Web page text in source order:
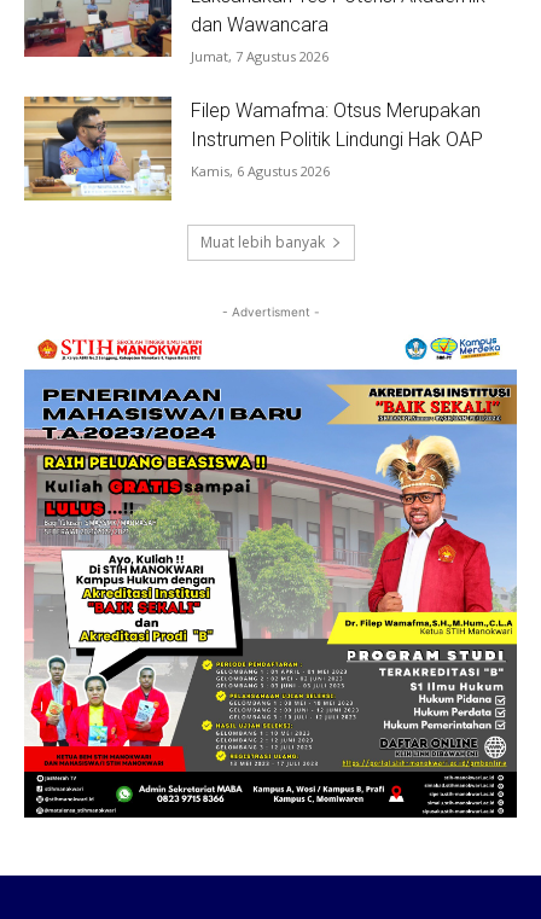
dan Wawancara
Jumat, 7 Agustus 2026
Filep Wamafma: Otsus Merupakan
Instrumen Politik Lindungi Hak OAP
Kamis, 6 Agustus 2026
Muat lebih banyak
- Advertisment -